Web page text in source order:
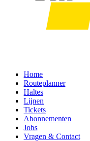
Home
Routeplanner
Haltes
Lijnen
Tickets
Abonnementen
Jobs
Vragen & Contact